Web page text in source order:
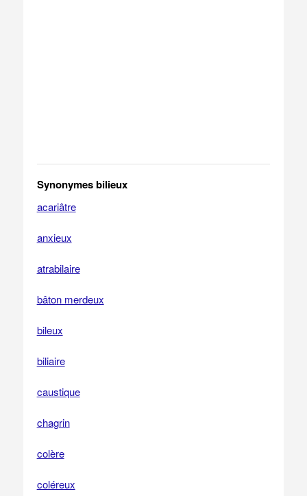
Synonymes bilieux
acariâtre
anxieux
atrabilaire
bâton merdeux
bileux
biliaire
caustique
chagrin
colère
coléreux